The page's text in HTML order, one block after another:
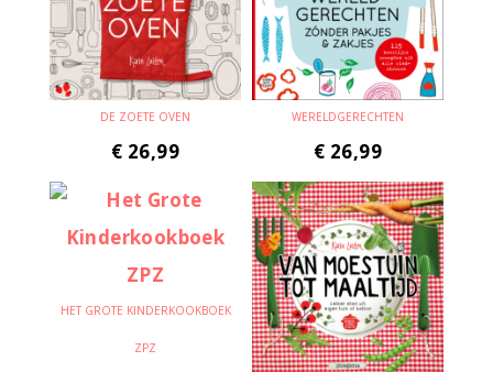
DE ZOETE OVEN
€ 26,99
WERELDGERECHTEN
€ 26,99
HET GROTE KINDERKOOKBOEK
ZPZ